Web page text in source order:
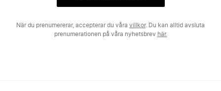
När du prenumererar, accepterar du våra villkor. Du kan alltid avsluta
prenumerationen på våra nyhetsbrev här.